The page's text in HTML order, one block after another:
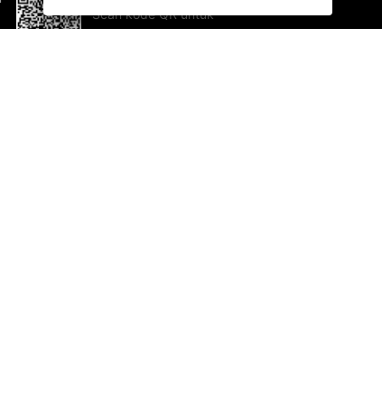
Scan kode QR untuk
mengunduh sekarang!